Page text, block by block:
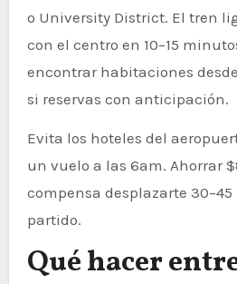
o University District. El tren
con el centro en 10–15
encontrar habitaciones
si reservas con anticipación.
Evita los hoteles del
un vuelo a las 6am. Ahorrar
compensa desplazarte
partido.
Qué hacer